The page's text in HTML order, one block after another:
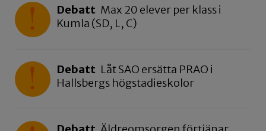
Debatt Max 20 elever per klass i
Kumla (SD, L, C)
Debatt Låt SAO ersätta PRAO i
Hallsbergs högstadieskolor